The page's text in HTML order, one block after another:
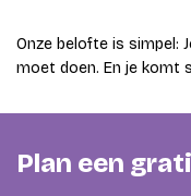
Onze belofte is simpel:
moet doen. En je komt
Plan een